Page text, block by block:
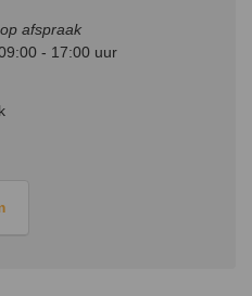
tot brandbare materialen moet
materialen 2 centimeter.
afspraak
- 17:00 uur